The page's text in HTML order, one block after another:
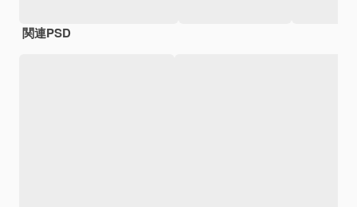
関連PSD